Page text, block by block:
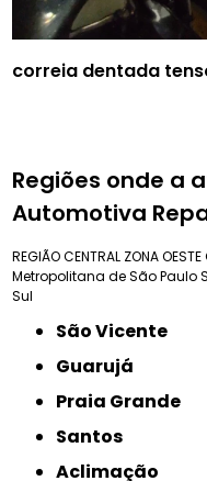
correia dentada
Regiões onde a
Automotiva
REGIÃO CENTRAL ZONA OESTE
Metropolitana de São Paulo
Sul
São Vicente
Guarujá
Praia Grande
Santos
Aclimação